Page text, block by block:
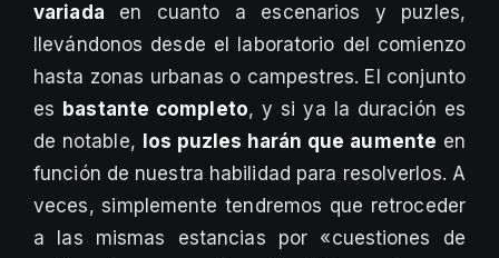
variada en cuanto a escenarios y puzles,
llevándonos desde el laboratorio del comienzo
hasta zonas urbanas o campestres. El conjunto
es bastante completo, y si ya la duración es
de notable,
los puzles harán que aumente en
función de nuestra habilidad para resolverlos. A
veces, simplemente tendremos que retroceder
a las mismas estancias por «cuestiones de